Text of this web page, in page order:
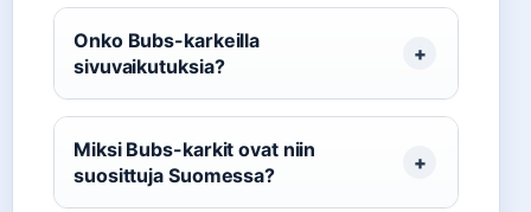
Onko Bubs-karkeilla
sivuvaikutuksia?
Miksi Bubs-karkit ovat niin
suosittuja Suomessa?